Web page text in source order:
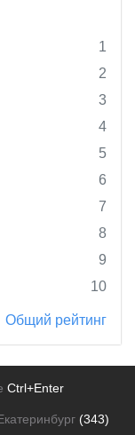
1
2
3
4
5
6
7
8
9
10
Общий рейтинг
Ctrl+Enter
(343)